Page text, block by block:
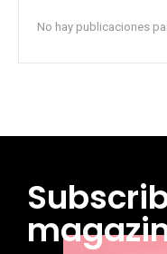
No hay publicaciones